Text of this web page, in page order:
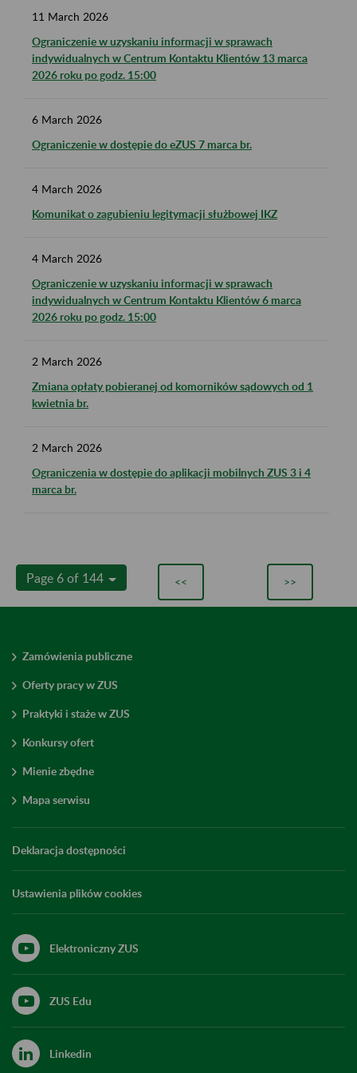
11 March 2026
Ograniczenie w uzyskaniu informacji w sprawach
indywidualnych w Centrum Kontaktu Klientów 13 marca
2026 roku po godz. 15:00
6 March 2026
Ograniczenie w dostępie do eZUS 7 marca br.
4 March 2026
Komunikat o zagubieniu legitymacji służbowej IKZ
4 March 2026
Ograniczenie w uzyskaniu informacji w sprawach
indywidualnych w Centrum Kontaktu Klientów 6 marca
2026 roku po godz. 15:00
2 March 2026
Zmiana opłaty pobieranej od komorników sądowych od 1
kwietnia br.
2 March 2026
Ograniczenia w dostępie do aplikacji mobilnych ZUS 3 i 4
marca br.
Page 6 of 144 << >>
Zamówienia publiczne
Oferty pracy w ZUS
Praktyki i staże w ZUS
Konkursy ofert
Mienie zbędne
Mapa serwisu
Deklaracja dostępności
Ustawienia plików cookies
Elektroniczny ZUS
ZUS Edu
Linkedin